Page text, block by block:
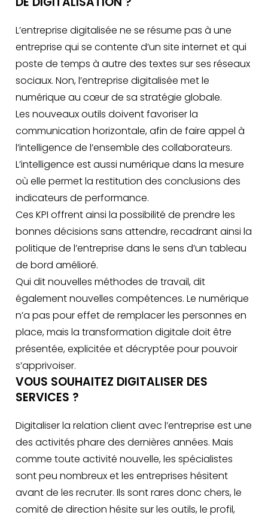
L’entreprise digitalisée ne se résume pas à une
entreprise qui se contente d’un site internet et qui
poste de temps à autre des textes sur ses réseaux
sociaux. Non, l’entreprise digitalisée met le
numérique au cœur de sa stratégie globale.
Les nouveaux outils doivent favoriser la
communication horizontale, afin de faire appel à
l’intelligence de l’ensemble des collaborateurs.
L’intelligence est aussi numérique dans la mesure
où elle permet la restitution des conclusions des
indicateurs de performance.
Ces KPI offrent ainsi la possibilité de prendre les
bonnes décisions sans attendre, recadrant ainsi la
politique de l’entreprise dans le sens d’un tableau
de bord amélioré.
Qui dit nouvelles méthodes de travail, dit
également nouvelles compétences. Le numérique
n’a pas pour effet de remplacer les personnes en
place, mais la transformation digitale doit être
présentée, explicitée et décryptée pour pouvoir
s’apprivoiser.
VOUS SOUHAITEZ DIGITALISER DES
SERVICES ?
Digitaliser la relation client avec l’entreprise est une
des activités phare des dernières années. Mais
comme toute activité nouvelle, les spécialistes
sont peu nombreux et les entreprises hésitent
avant de les recruter. Ils sont rares donc chers, le
comité de direction hésite sur les outils, le profil,